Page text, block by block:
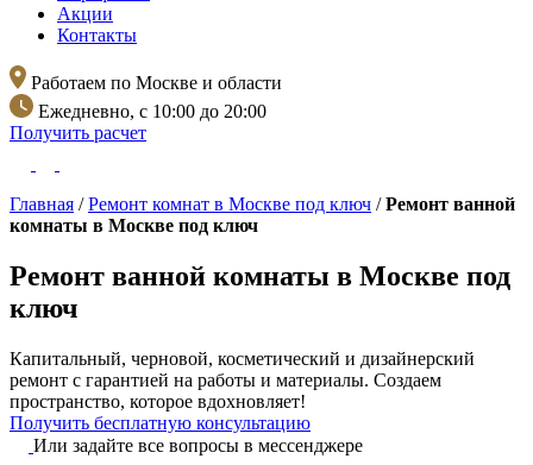
Акции
Контакты
Работаем по Москве и области
Ежедневно, с 10:00 до 20:00
Получить расчет
Главная /Ремонт комнат в Москве под ключ /Ремонт ванной
комнаты в Москве под ключ
Ремонт ванной комнаты в Москве под
ключ
Капитальный, черновой, косметический и дизайнерский
ремонт с гарантией на работы и материалы. Создаем
пространство, которое вдохновляет!
Получить бесплатную консультацию
Или задайте все вопросы в мессенджере